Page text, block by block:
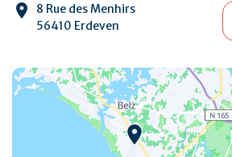
8 Rue des Menhirs
56410 Erdeven